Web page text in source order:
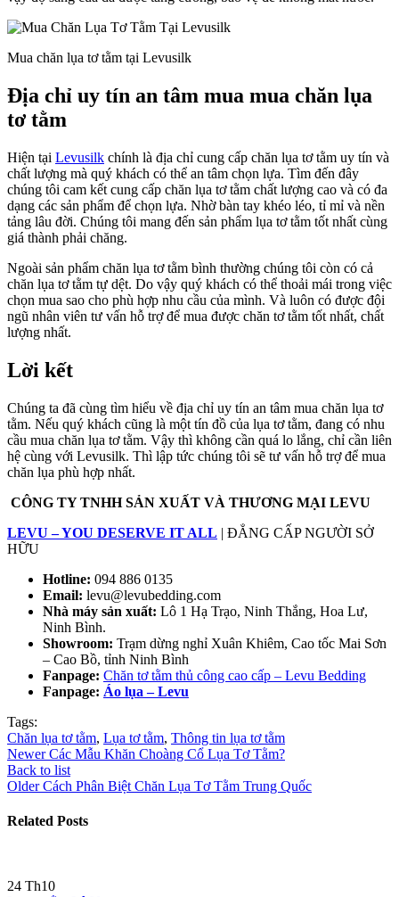
Mua chăn lụa tơ tằm tại Levusilk
Địa chỉ uy tín an tâm mua mua chăn lụa
tơ tằm
Hiện tại Levusilk chính là địa chỉ cung cấp chăn lụa tơ tằm uy tín và
chất lượng mà quý khách có thể an tâm chọn lựa. Tìm đến đây
chúng tôi cam kết cung cấp chăn lụa tơ tằm chất lượng cao và có đa
dạng các sản phẩm để chọn lựa. Nhờ bàn tay khéo léo, tỉ mỉ và nền
tảng lâu đời. Chúng tôi mang đến sản phẩm lụa tơ tằm tốt nhất cùng
giá thành phải chăng.
Ngoài sản phẩm chăn lụa tơ tằm bình thường chúng tôi còn có cả
chăn lụa tơ tằm tự dệt. Do vậy quý khách có thể thoải mái trong việc
chọn mua sao cho phù hợp nhu cầu của mình. Và luôn có được đội
ngũ nhân viên tư vấn hỗ trợ để mua được chăn tơ tằm tốt nhất, chất
lượng nhất.
Lời kết
Chúng ta đã cùng tìm hiểu về địa chỉ uy tín an tâm mua chăn lụa tơ
tằm. Nếu quý khách cũng là một tín đồ của lụa tơ tằm, đang có nhu
cầu mua chăn lụa tơ tằm. Vậy thì không cần quá lo lắng, chỉ cần liên
hệ cùng với Levusilk. Thì lập tức chúng tôi sẽ tư vấn hỗ trợ để mua
chăn lụa phù hợp nhất.
CÔNG TY TNHH SẢN XUẤT VÀ THƯƠNG MẠI LEVU
LEVU – YOU DESERVE IT ALL | ĐẲNG CẤP NGƯỜI SỞ
HỮU
Hotline: 094 886 0135
Email: levu@levubedding.com
Nhà máy sản xuất: Lô 1 Hạ Trạo, Ninh Thắng, Hoa Lư,
Ninh Bình.
Showroom: Trạm dừng nghỉ Xuân Khiêm, Cao tốc Mai Sơn
– Cao Bồ, tỉnh Ninh Bình
Fanpage: Chăn tơ tằm thủ công cao cấp – Levu Bedding
Fanpage: Áo lụa – Levu
Tags:
Chăn lụa tơ tằm, Lụa tơ tằm, Thông tin lụa tơ tằm
Newer Các Mẫu Khăn Choàng Cổ Lụa Tơ Tằm?
Back to list
Older Cách Phân Biệt Chăn Lụa Tơ Tằm Trung Quốc
Related Posts
24 Th10